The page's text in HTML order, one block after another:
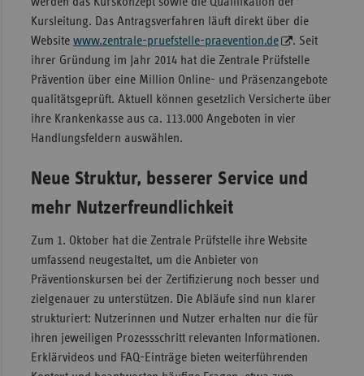
Kursleitung. Das Antragsverfahren läuft direkt über die
Website www.zentrale-pruefstelle-praevention.de
. Seit
ihrer Gründung im Jahr 2014 hat die Zentrale Prüfstelle
Prävention über eine Million Online- und Präsenzangebote
qualitätsgeprüft. Aktuell können gesetzlich Versicherte über
ihre Krankenkasse aus ca. 113.000 Angeboten in vier
Handlungsfeldern auswählen.
Neue Struktur, besserer Service und
mehr Nutzerfreundlichkeit
Zum 1. Oktober hat die Zentrale Prüfstelle ihre Website
umfassend neugestaltet, um die Anbieter von
Präventionskursen bei der Zertifizierung noch besser und
zielgenauer zu unterstützen. Die Abläufe sind nun klarer
strukturiert: Nutzerinnen und Nutzer erhalten nur die für
ihren jeweiligen Prozessschritt relevanten Informationen.
Erklärvideos und FAQ-Einträge bieten weiterführenden